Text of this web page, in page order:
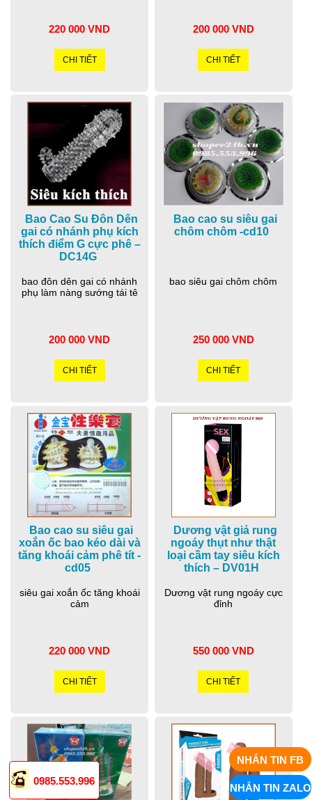
220 000 VND
CHI TIẾT
200 000 VND
CHI TIẾT
Bao Cao Su Đôn Dên
gai có nhánh phụ kích
thích điểm G cực phê –
DC14G
bao đôn dên gai có nhánh
phụ làm nàng sướng tái tê
200 000 VND
CHI TIẾT
Bao cao su siêu gai
chôm chôm -cd10
bao siêu gai chôm chôm
250 000 VND
CHI TIẾT
Bao cao su siêu gai
xoắn ốc bao kéo dài và
tăng khoái cảm phê tít -
cd05
siêu gai xoắn ốc tăng khoái
cảm
220 000 VND
CHI TIẾT
Dương vật giả rung
ngoáy thụt như thật
loại cầm tay siêu kích
thích – DV01H
Dương vật rung ngoáy cực
đỉnh
550 000 VND
CHI TIẾT
0985.553.996
NHẮN TIN FB
NHẮN TIN ZALO